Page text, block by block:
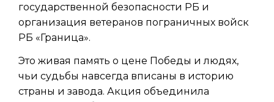
государственной безопасности РБ и
организация ветеранов пограничных войск
РБ «Граница».
Это живая память о цене Победы и людях,
чьи судьбы навсегда вписаны в историю
страны и завода. Акция объединила